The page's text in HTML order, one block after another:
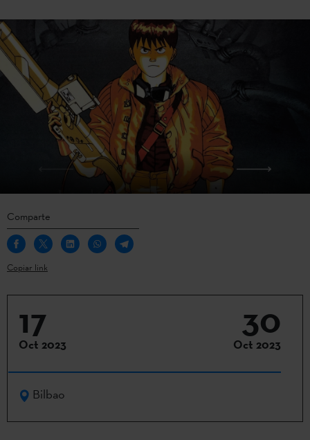
Comparte
Copiar link
17
Oct 2023
30
Oct 2023
Bilbao